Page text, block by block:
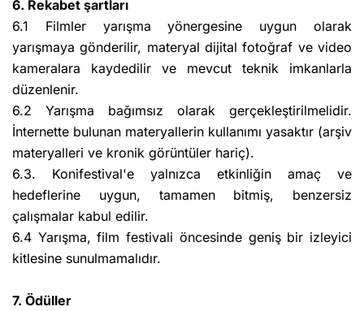
6. Rekabet şartları
6.1 Filmler yarışma yönergesine uygun olarak
yarışmaya gönderilir, materyal dijital fotoğraf ve video
kameralara kaydedilir ve mevcut teknik imkanlarla
düzenlenir.
6.2 Yarışma bağımsız olarak gerçekleştirilmelidir.
İnternette bulunan materyallerin kullanımı yasaktır (arşiv
materyalleri ve kronik görüntüler hariç).
6.3. Konifestival'e yalnızca etkinliğin amaç ve
hedeflerine uygun, tamamen bitmiş, benzersiz
çalışmalar kabul edilir.
6.4 Yarışma, film festivali öncesinde geniş bir izleyici
kitlesine sunulmamalıdır.
7. Ödüller